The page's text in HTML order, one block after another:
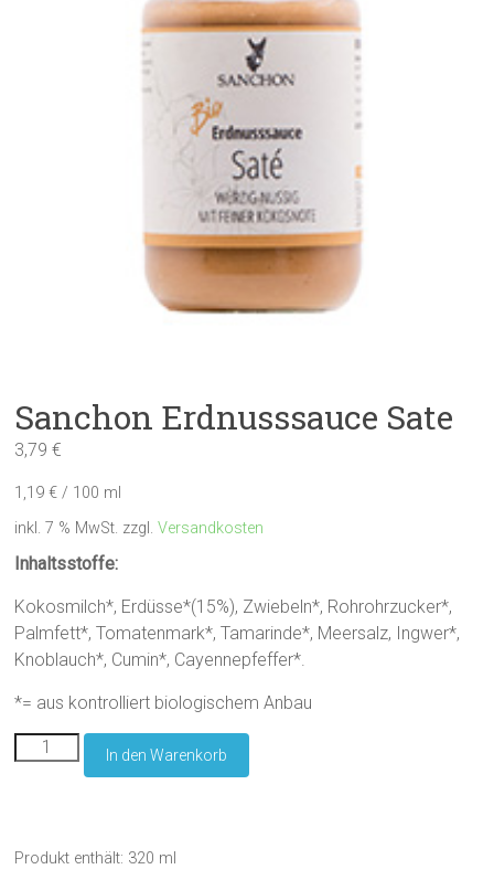
Sanchon Erdnusssauce Sate
3,79€
1,19€ / 100 ml
inkl. 7 % MwSt. zzgl.Versandkosten
Inhaltsstoffe:
Kokosmilch*, Erdüsse*(15%), Zwiebeln*, Rohrohrzucker*,
Palmfett*, Tomatenmark*, Tamarinde*, Meersalz, Ingwer*,
Knoblauch*, Cumin*, Cayennepfeffer*.
*= aus kontrolliert biologischem Anbau
Sanchon
ErdnusssauceIn den Warenkorb
Produkt enthält: 320 ml